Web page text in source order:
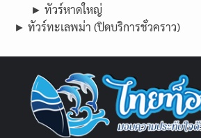
► ทัวร์หาดใหญ่
► ทัวร์ทะเลพม่า (ปิดบริการชั่วคราว)